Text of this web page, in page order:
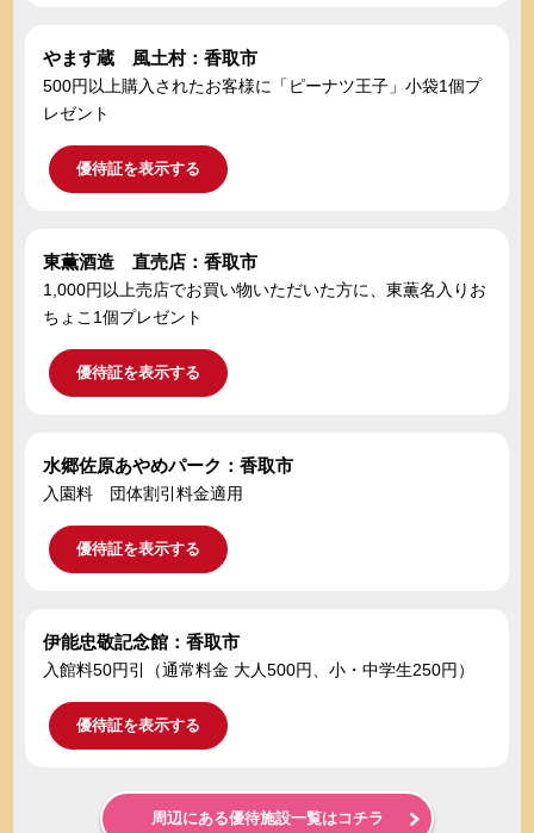
やます蔵 風土村：香取市
500円以上購入されたお客様に「ピーナツ王子」小袋1個プ
レゼント
優待証を表示する
東薫酒造 直売店：香取市
1,000円以上売店でお買い物いただいた方に、東薫名入りお
ちょこ1個プレゼント
優待証を表示する
水郷佐原あやめパーク：香取市
入園料 団体割引料金適用
優待証を表示する
伊能忠敬記念館：香取市
入館料50円引（通常料金 大人500円、小・中学生250円）
優待証を表示する
周辺にある優待施設一覧はコチラ